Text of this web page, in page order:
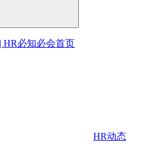
HR必知必会首页
HR动态